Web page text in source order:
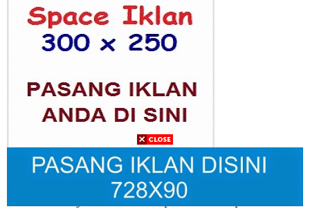
GEKIRA Gelar Rakernas Bahas Transformasi Ekonomi Nasional
Gus Ibi Dukung Gus Muhaimin Pimpin PBNU ke Depan